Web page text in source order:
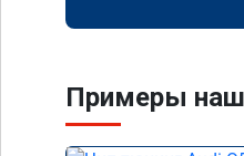
Примеры